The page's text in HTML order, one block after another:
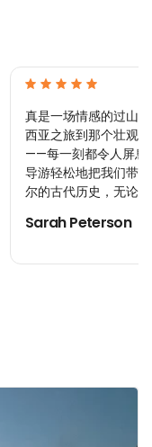
真是一场情感的过山
西亚之旅到那个壮观
——每一刻都令人屏息
导游轻松地把我们带
尔的古代历史，无论
Sarah Peterson